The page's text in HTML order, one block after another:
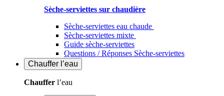
Sèche-serviettes sur chaudière
Sèche-serviettes eau chaude
Sèche-serviettes mixte
Guide sèche-serviettes
Questions / Réponses Sèche-serviettes
Chauffer l’eau
Chauffer l’eau